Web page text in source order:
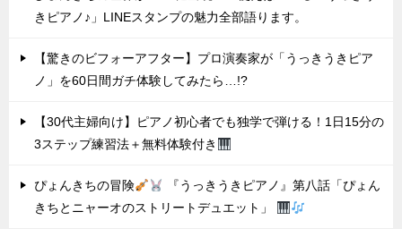
きピアノ♪」LINEスタンプの魅力全部語ります。
【驚きのビフォーアフター】プロ演奏家が「うっきうきピア
ノ」を60日間ガチ体験してみたら…!?
【30代主婦向け】ピアノ初心者でも独学で弾ける！1日15分の
3ステップ練習法＋無料体験付き
ぴょんきちの冒険
『うっきうきピアノ』第八話「ぴょん
きちとニャーオのストリートデュエット」